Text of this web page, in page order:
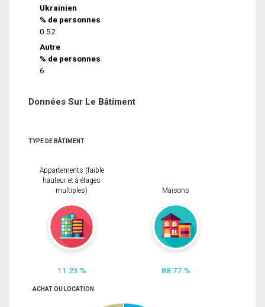
Ukrainien
% de personnes
0.52
Autre
% de personnes
6
Données Sur Le Bâtiment
TYPE DE BÂTIMENT
Appartements (faible
hauteur et à étages
multiples)
11.23 %
Maisons
88.77 %
ACHAT OU LOCATION